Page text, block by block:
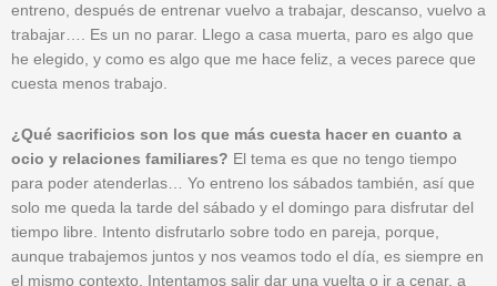
entreno, después de entrenar vuelvo a trabajar, descanso, vuelvo a
trabajar…. Es un no parar. Llego a casa muerta, paro es algo que
he elegido, y como es algo que me hace feliz, a veces parece que
cuesta menos trabajo.
¿Qué sacrificios son los que más cuesta hacer en cuanto a
ocio y relaciones familiares? El tema es que no tengo tiempo
para poder atenderlas… Yo entreno los sábados también, así que
solo me queda la tarde del sábado y el domingo para disfrutar del
tiempo libre. Intento disfrutarlo sobre todo en pareja, porque,
aunque trabajemos juntos y nos veamos todo el día, es siempre en
el mismo contexto. Intentamos salir dar una vuelta o ir a cenar, a